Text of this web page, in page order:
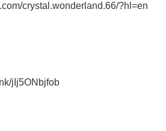
crystal.wonderland.66/?hl=en
jIj5ONbjfob